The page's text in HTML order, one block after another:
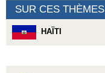
SUR CES THÈMES
HAÏTI